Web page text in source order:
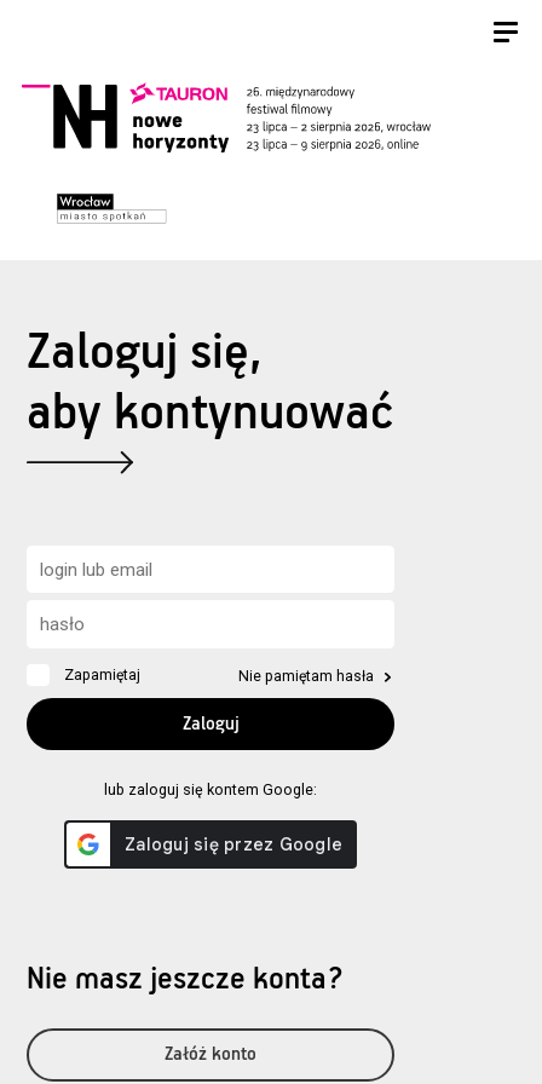
Zaloguj się,
aby kontynuować
Zapamiętaj Nie pamiętam hasła
lub zaloguj się kontem Google:
Nie masz jeszcze konta?
Załóż konto